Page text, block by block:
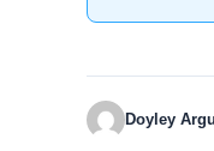
Doyley